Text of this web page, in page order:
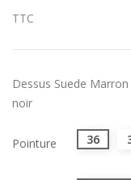
TTC
Dessus Suede
noir
Pointure 36